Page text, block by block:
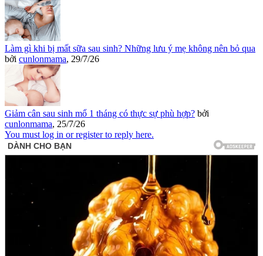
Làm gì khi bị mất sữa sau sinh? Những lưu ý mẹ không nên bỏ qua
bởi cunlonmama, 29/7/26
Giảm cân sau sinh mổ 1 tháng có thực sự phù hợp? bởi
cunlonmama, 25/7/26
You must log in or register to reply here.